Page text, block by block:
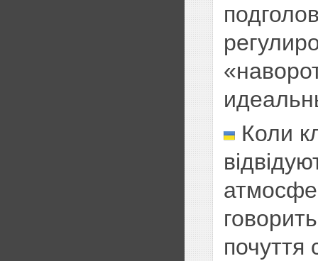
Коли
почуття